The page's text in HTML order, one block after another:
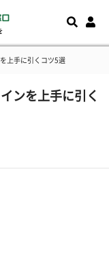
上手に引くコツ5選
ンを上手に引く